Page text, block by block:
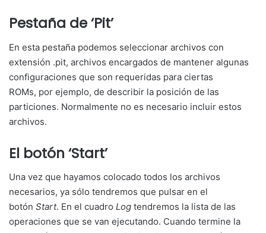
Pestaña de ‘Pit’
En esta pestaña podemos seleccionar archivos con
extensión .pit, archivos encargados de mantener algunas
configuraciones que son requeridas para ciertas
ROMs, por ejemplo, de describir la posición de las
particiones. Normalmente no es necesario incluir estos
archivos.
El botón ‘Start’
Una vez que hayamos colocado todos los archivos
necesarios, ya sólo tendremos que pulsar en el
botón Start. En el cuadro Log tendremos la lista de las
operaciones que se van ejecutando. Cuando termine la